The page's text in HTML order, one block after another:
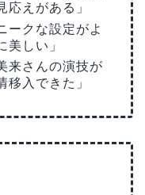
応えがある」
ークな設定がよ
美しい」
来さんの演技が
移入できた」